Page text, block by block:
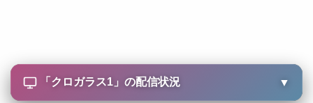
「 クロガラス1」の配信状況 ▼